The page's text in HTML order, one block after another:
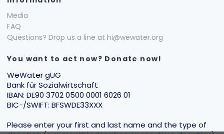
Media
FAQ
Questions? Drop us a line at hi@wewater.org
You want to act now? Donate now!
WeWater gUG
Bank für Sozialwirtschaft
IBAN: DE90 3702 0500 0001 6026 01
BIC-/SWIFT: BFSWDE33XXX
Please enter your first and last name and the type of